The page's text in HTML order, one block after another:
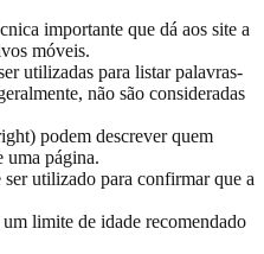
importante que dá aos site a
móveis.
utilizadas para listar palavras-
não são consideradas
podem descrever quem
uma página.
ser utilizado para confirmar que a
limite de idade recomendado